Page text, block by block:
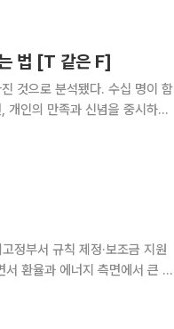
법 [T 같은 F]
것으로 분석됐다. 수십 명이 함
개인의 만족과 신념을 중시하는
정부서 규칙 제정·보조금 지원